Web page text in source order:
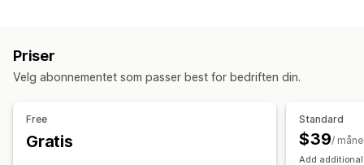
Fraktetiketter
Utenfor butikk
Planlegging
Følgesedler
Leveringsdato Bestillingssynkronisering
Priser
Velg abonnementet som passer best for bedriften din.
Free
Gratis
Standard
$39/
Add